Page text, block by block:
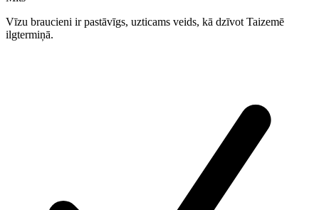
Vīzu braucieni ir pastāvīgs, uzticams veids, kā dzīvot Taizemē
ilgtermiņā.